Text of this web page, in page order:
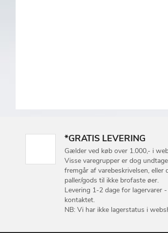
*GRATIS LEVERING
Gælder ved køb over 1.000,- i
Visse varegrupper er dog
fremgår af varebeskrivelsen, eller
paller/gods til ikke brofaste øer.
Levering 1-2 dage for lagervarer
kontaktet.
NB: Vi har ikke lagerstatus i